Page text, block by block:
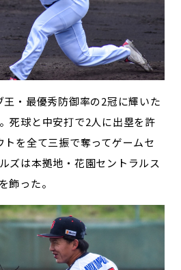
・最優秀防御率の2冠に輝いた
死球と中安打で2人に出塁を許
トを全て三振で奪ってゲームセ
ズは本拠地・花園セントラルス
飾った。